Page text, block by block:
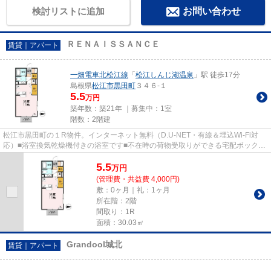
検討リストに追加 お問い合わせ
賃貸｜アパート ＲＥＮＡＩＳＳＡＮＣＥ
一畑電車北松江線 「 松江しんじ湖温泉 」駅 徒歩17分
島根県松江市黒田町 ３４６-１
5.5万円
築年数：築21年 ｜募集中： 1室
階数：2階建
松江市黒田町の１R物件。インターネット無料（D.U-NET・有線＆埋込Wi-Fi対
応）■浴室換気乾燥機付きの浴室です■不在時の荷物受取りができる宅配ボックス
5.5万円
(管理費・共益費 4,000円)
敷：0ヶ月｜礼：1ヶ月
所在階：2階
間取り：1R
面積：30.03㎡
賃貸｜アパート Grandool城北